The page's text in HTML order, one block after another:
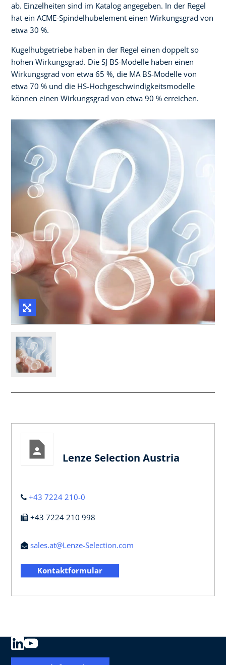
ab. Einzelheiten sind im Katalog angegeben. In der Regel
hat ein ACME-Spindelhubelement einen Wirkungsgrad von
etwa 30 %.
Kugelhubgetriebe haben in der Regel einen doppelt so
hohen Wirkungsgrad. Die SJ BS-Modelle haben einen
Wirkungsgrad von etwa 65 %, die MA BS-Modelle von
etwa 70 % und die HS-Hochgeschwindigkeitsmodelle
können einen Wirkungsgrad von etwa 90 % erreichen.
Lenze Selection Austria
+43 7224 210-0
+43 7224 210 998
sales.at@Lenze-Selection.com
Kontaktformular